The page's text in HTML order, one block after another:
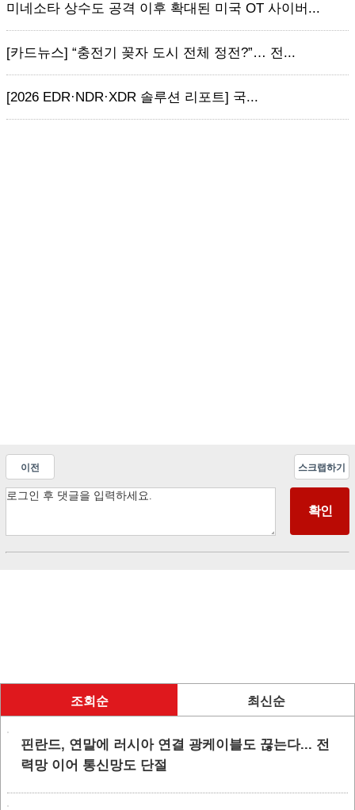
미네소타 상수도 공격 이후 확대된 미국 OT 사이버...
[카드뉴스] “충전기 꽂자 도시 전체 정전?”… 전...
[2026 EDR·NDR·XDR 솔루션 리포트] 국...
이전 스크랩하기
조회순 최신순
핀란드, 연말에 러시아 연결 광케이블도 끊는다... 전
력망 이어 통신망도 단절